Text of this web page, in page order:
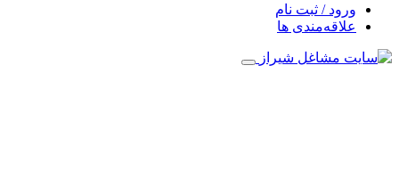
ورود / ثبت نام
علاقه‌مندی ها